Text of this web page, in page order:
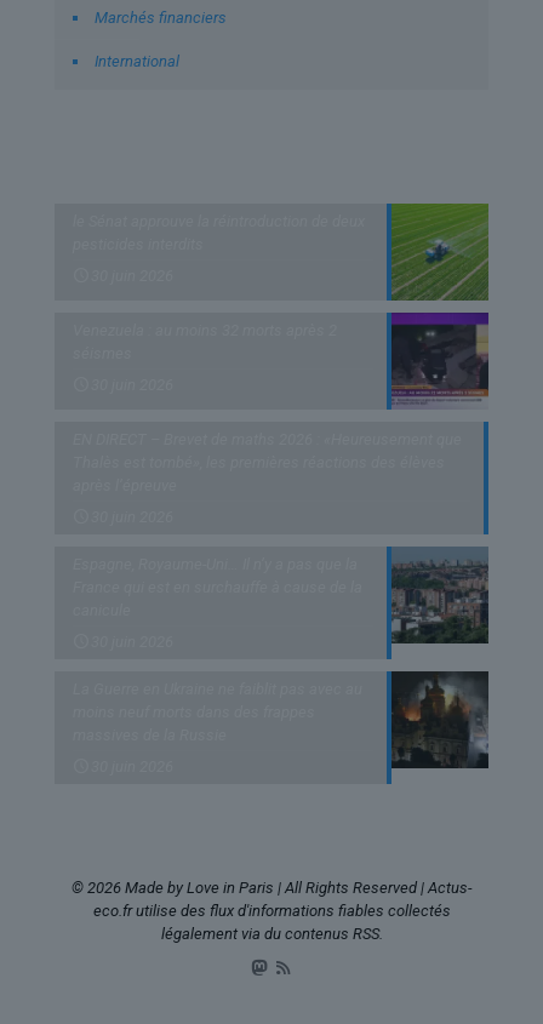
Marchés financiers
International
© 2026 Made by Love in Paris | All Rights Reserved | Actus-
eco.fr utilise des flux d'informations fiables collectés
légalement via du contenus RSS.